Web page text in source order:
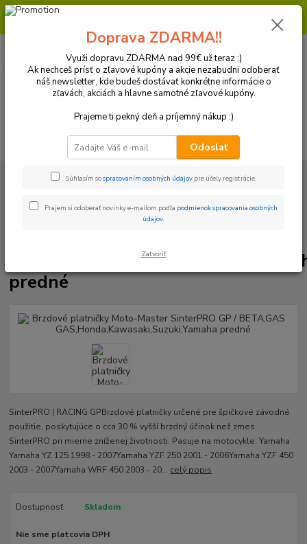
Milí zákazníci, pri objednávke nad 99€ získate poštovné ZDARMA.
(Po-Pia, 8:30-16:30 hod.)
Brzdový systém Platničky
Brzdové platničky Moto-Master
Brzdové platničky Moto-Master
predné
SinterPRO | RACING GPBrzdové platničky určené pre špičkové závodné
použitie, poskytujúce o cca 30 % vyšší brzdný účinok než zmes
SinterPRO pri mierne zníženej životnosti. Pasuje na motocykle: Yamaha
Yamaha YZ 125 1998 - 2007Yamaha YZF 250 2001 - 2006Yamaha YZF 450
2003 - 2007Yamaha WRF 450 2003 - 20... celý popis
Dostupnosť Skladom
Nie sme platcovia DPH
Doprava ZDARMA!!
Využi dopravu ZDARMA nad 99€ už teraz :)
Ak nechceš prísť o zľavové kupóny a akcie nezabudni odoberať
náš newsletter, kde budeš dostávať konkrétne informácie o
zľavách, akciách a hlavne samotné zľavové kupóny.
Prajeme ti pekný deň a príjemný nákup :)
Odoslať
Súhlasím sospracovaním osobných údajov pre účely registrácie.
Prajem si odoberať novinky e-mailom podľa podmienok spracovania osobných
údajov.
Zatvoriť